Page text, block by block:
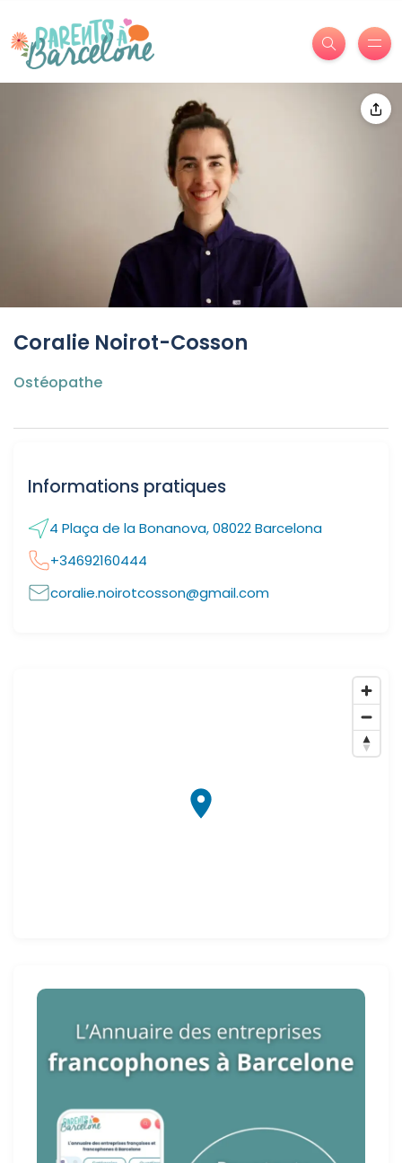
Coralie Noirot-Cosson
Ostéopathe
Informations pratiques
4 Plaça de la Bonanova, 08022 Barcelona
+34692160444
coralie.noirotcosson@gmail.com